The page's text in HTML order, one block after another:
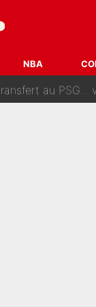
NBA
recrues
Paul Seixas :
comment Jorge